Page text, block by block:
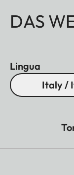
DAS
Lingua
Italy /